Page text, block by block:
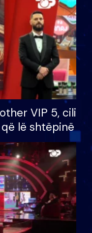
VIP 5, cili
lë shtëpinë